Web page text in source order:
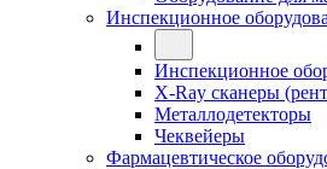
Инспекционное
Инспекционное
X-Ray сканеры
Металлодетекторы
Чеквейеры
Фармацевтическое